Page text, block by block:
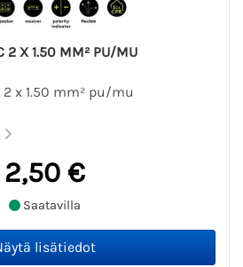
2 X 1.50 MM² PU/MU
x 1.50 mm² pu/mu
2,50 €
Saatavilla